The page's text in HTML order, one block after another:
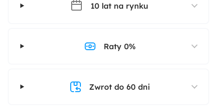
10 lat na rynku
Raty 0%
Zwrot do 60 dni